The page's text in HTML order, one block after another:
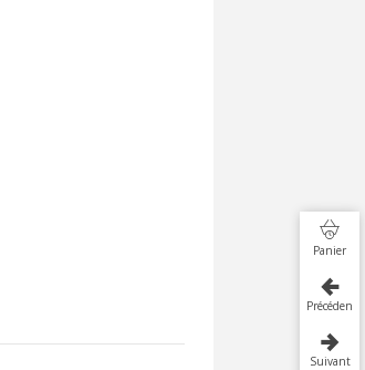
Panier
Précédent
Suivant